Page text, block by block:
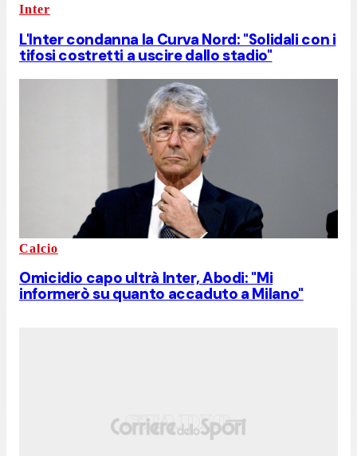
Inter
L'Inter condanna la Curva Nord: "Solidali con i
tifosi costretti a uscire dallo stadio"
Calcio
Omicidio capo ultrà Inter, Abodi: "Mi
informerò su quanto accaduto a Milano"